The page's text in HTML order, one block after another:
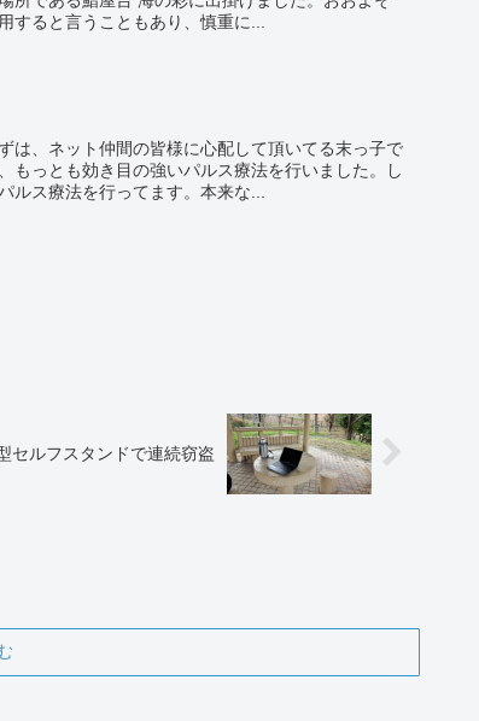
すると言うこともあり、慎重に...
は、ネット仲間の皆様に心配して頂いてる末っ子で
もっとも効き目の強いパルス療法を行いました。し
ルス療法を行ってます。本来な...
セルフスタンドで連続窃盗